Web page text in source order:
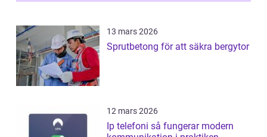
13 mars 2026
Sprutbetong för att säkra bergytor
12 mars 2026
Ip telefoni så fungerar modern